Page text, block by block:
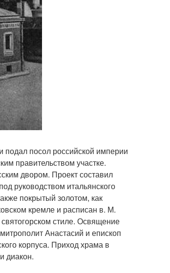
подал посол российской империи
правительством участке.
двором. Проект составил
руководством итальянского
покрытый золотом, как
кремле и расписан в. М.
стиле. Освящение
Анастасий и епископ
корпуса. Приход храма в
диакон.